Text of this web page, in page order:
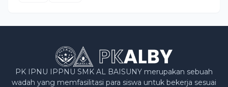
PK IPNU IPPNU SMK AL BAISUNY merupakan sebuah
wadah yang memfasilitasi para siswa untuk bekerja sesuai